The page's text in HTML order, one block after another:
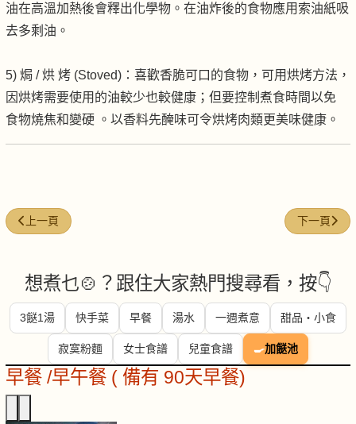
油在高溫加熱後會釋出化學物。在油炸後的食物應用索油紙吸
去多剩油。
5) 焗 / 烘 烤 (Stoved)：喜歡香脆可口的食物，可用烘烤方法，
因烘烤需要使用的油較少也較健康；但要控制煮食時間以免
食物燒焦和變硬 。以香料先醃味可令烘烤肉類更美味健康。
上一篇文章: 營養成分表 - 健康飲食的指表
上一頁 下一篇文章
下一頁
想煮乜🍲？跟住大家熱門搜尋看，按👇
3餸1湯 快手菜 早餐 湯水 一週煮意 甜品・小食
寂寞粉麵 女士食譜 兒童食譜 🍳加餸池
早餐 /早午餐 ( 備有 90天早餐)